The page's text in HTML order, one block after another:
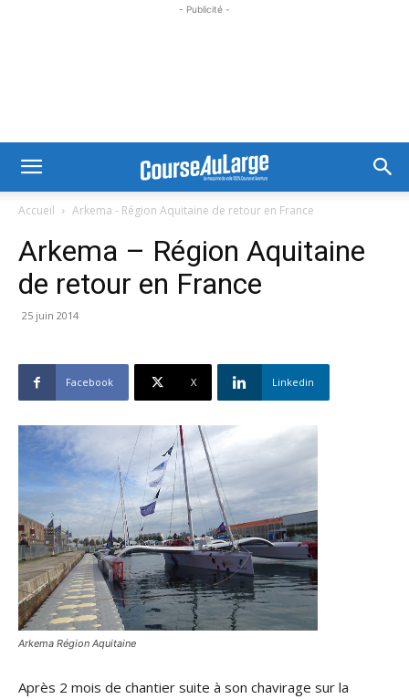
- Publicité -
Accueil Arkema - Région Aquitaine de retour en France
Arkema – Région Aquitaine
de retour en France
25 juin 2014
Facebook X Linkedin
Arkema Région Aquitaine
Après 2 mois de chantier suite à son chavirage sur la